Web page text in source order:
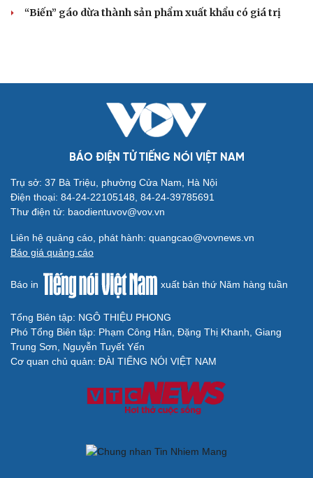
“Biến” gáo dừa thành sản phẩm xuất khẩu có giá trị
BÁO ĐIỆN TỬ TIẾNG NÓI VIỆT NAM
Trụ sở: 37 Bà Triệu, phường Cửa Nam, Hà Nội
Điện thoại: 84-24-22105148, 84-24-39785691
Thư điện tử: baodientuvov@vov.vn
Liên hệ quảng cáo, phát hành: quangcao@vovnews.vn
Báo giá quảng cáo
Báo in xuất bản thứ Năm hàng tuần
Tổng Biên tập: NGÔ THIỆU PHONG
Phó Tổng Biên tập: Phạm Công Hân, Đặng Thị Khanh, Giang
Trung Sơn, Nguyễn Tuyết Yến
Cơ quan chủ quản: ĐÀI TIẾNG NÓI VIỆT NAM